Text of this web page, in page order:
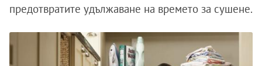
предотвратите удължаване на времето за сушене.